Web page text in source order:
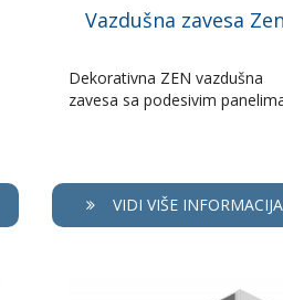
Vazdušna zavesa
Dekorativna ZEN vazdušna
zavesa sa podesivim
VIDI VIŠE INFORMACIJA